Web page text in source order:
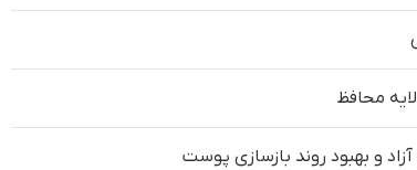
محافظ
و بهبود روند بازسازی پوست